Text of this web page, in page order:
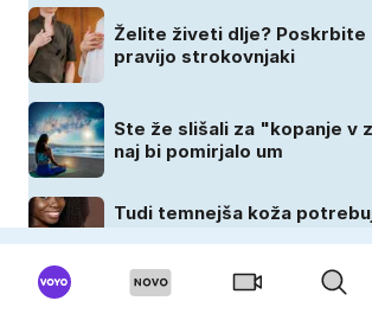
Želite živeti dlje? Poskrbite
pravijo strokovnjaki
Ste že slišali za "kopanje v
naj bi pomirjalo um
Tudi temnejša koža